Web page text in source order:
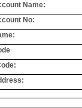
Name:
No: